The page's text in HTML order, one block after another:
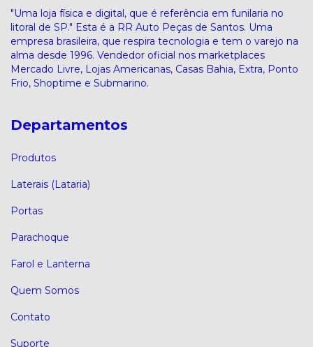
"Uma loja física e digital, que é referência em funilaria no
litoral de SP." Esta é a RR Auto Peças de Santos. Uma
empresa brasileira, que respira tecnologia e tem o varejo na
alma desde 1996. Vendedor oficial nos marketplaces
Mercado Livre, Lojas Americanas, Casas Bahia, Extra, Ponto
Frio, Shoptime e Submarino.
Departamentos
Produtos
Laterais (Lataria)
Portas
Parachoque
Farol e Lanterna
Quem Somos
Contato
Suporte